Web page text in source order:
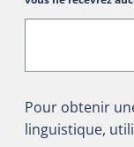
Pour obtenir
linguistique,